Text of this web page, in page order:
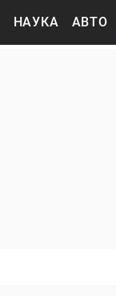
НАУКА АВТО